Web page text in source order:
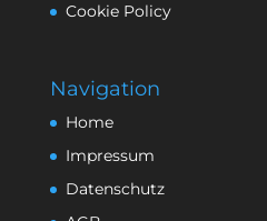
Cookie Policy
Navigation
Home
Impressum
Datenschutz